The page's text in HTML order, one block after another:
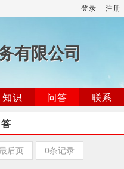
登录 注册
有限公司
知识 问答
联系
后页 0条记录